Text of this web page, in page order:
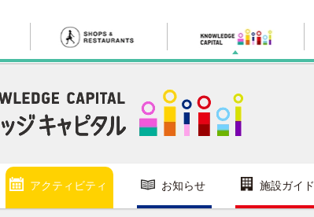
アクティビティ お知らせ 施設ガイド